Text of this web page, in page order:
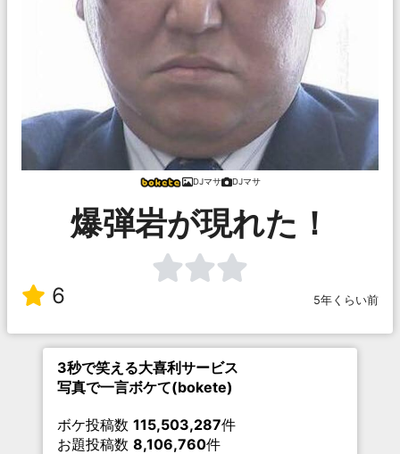
DJマサ DJマサ
爆弾岩が現れた！
6 5年くらい前
3秒で笑える大喜利サービス
写真で一言ボケて(bokete)
ボケ投稿数 115,503,287件
お題投稿数 8,106,760件